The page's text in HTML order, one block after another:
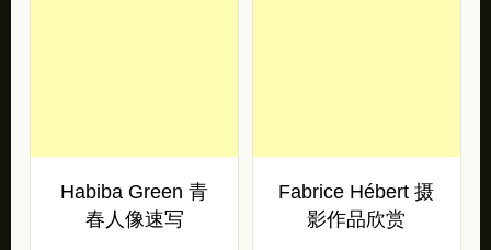
Habiba Green 青
春人像速写
Fabrice Hébert 摄
影作品欣赏